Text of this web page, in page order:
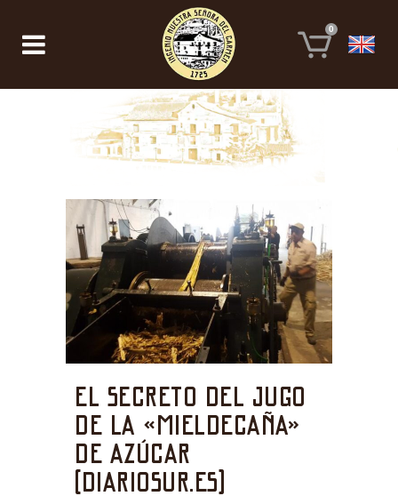
0
El secreto del jugo
de la «Mieldecaña»
de azúcar
(diariosur.es)